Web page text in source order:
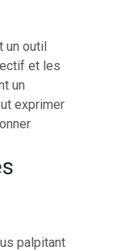
un outil
et les
un
exprimer
palpitant